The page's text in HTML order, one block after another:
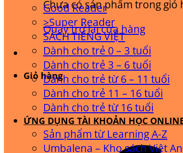
Chưa có sản phẩm trong giỏ
Quay trở lại cửa hàng
Giỏ hàng
Good Reader
>Super Reader
SÁCH TIẾNG VIỆT
Dành cho trẻ 0 – 3 tuổi
Dành cho trẻ 3 – 6 tuổi
Dành cho trẻ từ 6 – 11 tuổi
Dành cho trẻ 11 – 16 tuổi
Dành cho trẻ từ 16 tuổi
ỨNG DỤNG TÀI KHOẢN HỌC
Sản phẩm từ Learning A-Z
Umbalena – Kho sách Việt